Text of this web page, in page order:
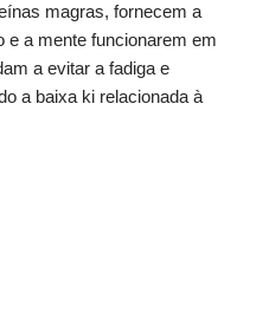
magras, fornecem a
e a mente funcionarem em
a evitar a fadiga e
a baixa ki relacionada à